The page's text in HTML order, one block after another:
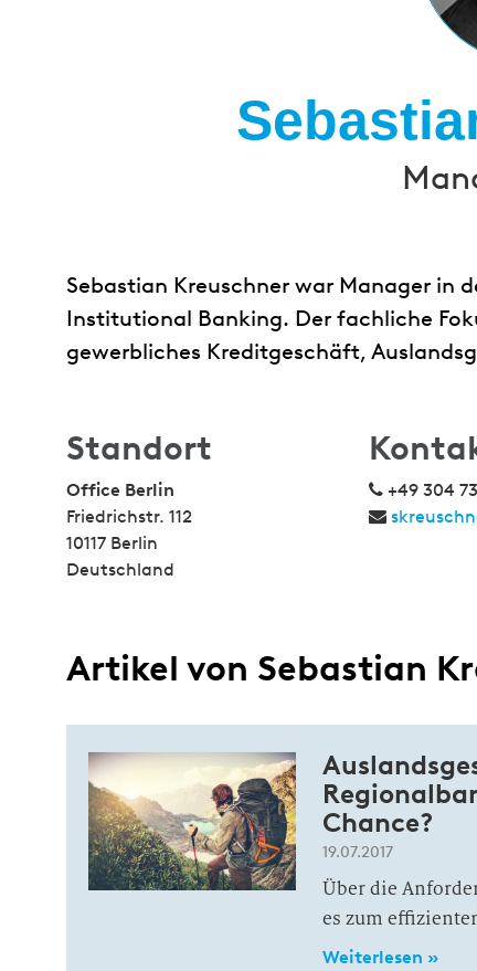
Sebastian Kreuschner war Manager in
Institutional Banking. Der fachliche
gewerbliches Kreditgeschäft,
Standort
Office Berlin
Friedrichstr. 112
10117 Berlin
Deutschland
+49 304
Artikel von Sebastian
Chance?
19.07.2017
Über die
es zum
Weiterlesen »